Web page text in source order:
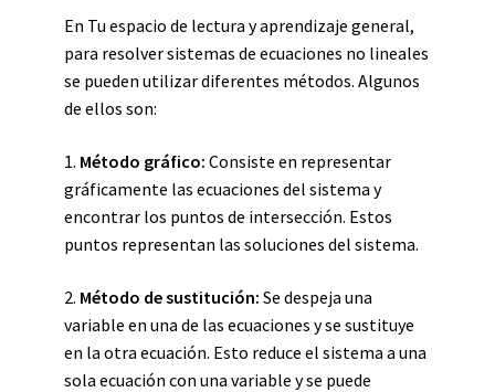
En Tu espacio de lectura y aprendizaje general,
para resolver sistemas de ecuaciones no lineales
se pueden utilizar diferentes métodos. Algunos
de ellos son:
1. Método gráfico: Consiste en representar
gráficamente las ecuaciones del sistema y
encontrar los puntos de intersección. Estos
puntos representan las soluciones del sistema.
2. Método de sustitución: Se despeja una
variable en una de las ecuaciones y se sustituye
en la otra ecuación. Esto reduce el sistema a una
sola ecuación con una variable y se puede